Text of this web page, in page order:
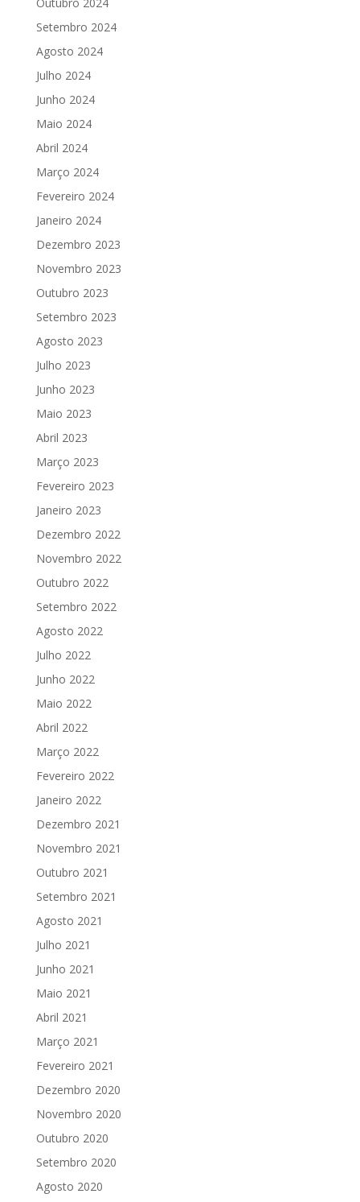
Setembro 2024
Agosto 2024
Julho 2024
Junho 2024
Maio 2024
Abril 2024
Março 2024
Fevereiro 2024
Janeiro 2024
Dezembro 2023
Novembro 2023
Outubro 2023
Setembro 2023
Agosto 2023
Julho 2023
Junho 2023
Maio 2023
Abril 2023
Março 2023
Fevereiro 2023
Janeiro 2023
Dezembro 2022
Novembro 2022
Outubro 2022
Setembro 2022
Agosto 2022
Julho 2022
Junho 2022
Maio 2022
Abril 2022
Março 2022
Fevereiro 2022
Janeiro 2022
Dezembro 2021
Novembro 2021
Outubro 2021
Setembro 2021
Agosto 2021
Julho 2021
Junho 2021
Maio 2021
Abril 2021
Março 2021
Fevereiro 2021
Dezembro 2020
Novembro 2020
Outubro 2020
Setembro 2020
Agosto 2020